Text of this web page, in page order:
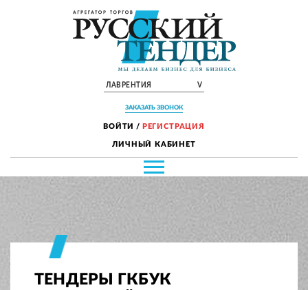
ЛАВРЕНТИЯ V
ЗАКАЗАТЬ ЗВОНОК
ВОЙТИ / РЕГИСТРАЦИЯ
ЛИЧНЫЙ КАБИНЕТ
ТЕНДЕРЫ ГКБУК